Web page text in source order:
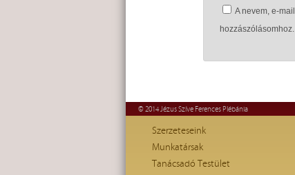
A nevem, e-
hozzászólásomhoz.
© 2014 Jézus Szíve Ferences Plébánia
Szerzeteseink
Munkatársak
Tanácsadó Testület